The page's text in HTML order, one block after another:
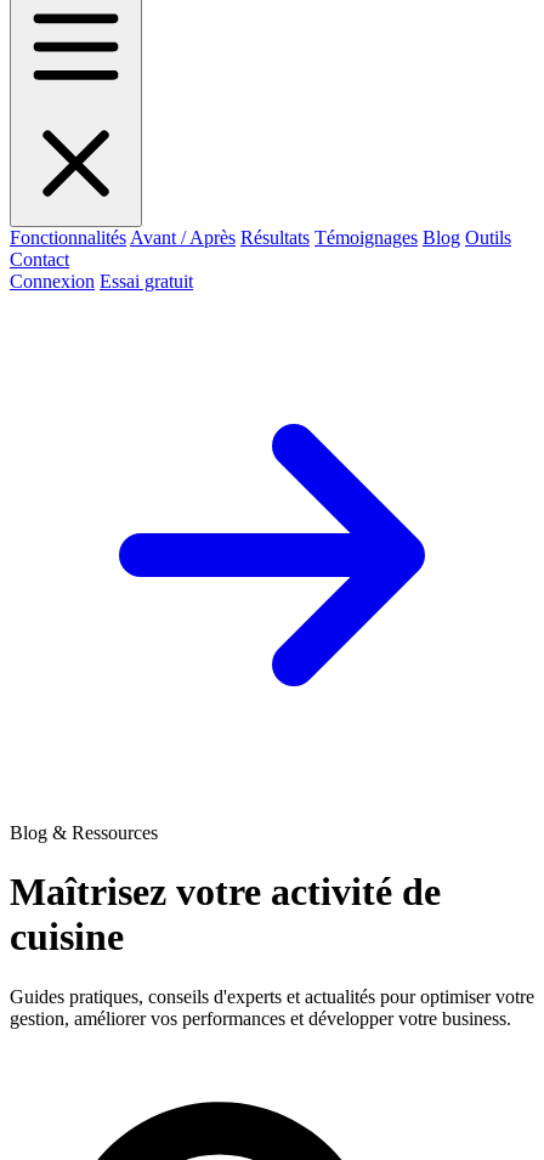
Fonctionnalités Avant / Après Résultats Témoignages Blog Outils
Contact
Connexion Essai gratuit
Blog & Ressources
Maîtrisez votre activité de
cuisine
Guides pratiques, conseils d'experts et actualités pour optimiser votre
gestion, améliorer vos performances et développer votre business.